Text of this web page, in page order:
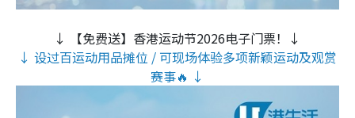
↓ 【免费送】香港运动节2026电子门票！↓
↓ 设过百运动用品摊位 / 可现场体验多项新颖运动及观赏
赛事🔥 ↓